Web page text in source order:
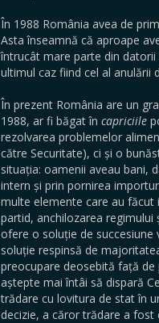
În 1988 România avea de
Asta înseamnă că aproape
întrucât mare parte din
ultimul caz fiind cel al anulării
În prezent România are un
1988, ar fi băgat în capriciile
rezolvarea problemelor
către Securitate), ci și o
situația: oamenii aveau bani,
intern și prin pornirea
multe elemente care au făcut
partid, anchilozarea regimului
ofere o soluție de succesiune
soluție respinsă de
preocupare deosebită față
aștepte mai întâi să dispară
trădare cu lovitura de stat în
decizie, a căror trădare a